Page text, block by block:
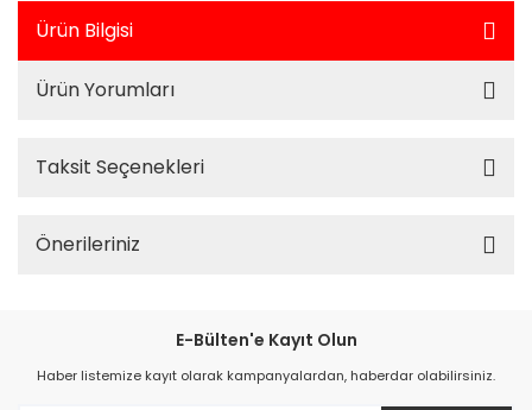
Ürün Bilgisi
Ürün Yorumları
Taksit Seçenekleri
Önerileriniz
E-Bülten'e Kayıt Olun
Haber listemize kayıt olarak kampanyalardan, haberdar olabilirsiniz.